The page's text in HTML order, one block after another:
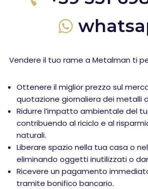
Vendere il tuo rame a Metalman ti
Ottenere il miglior prezzo sul
quotazione giornaliera dei metalli
Ridurre l’impatto ambientale del
contribuendo al riciclo e al
naturali.
Liberare spazio nella tua casa o
eliminando oggetti inutilizzati o
Ricevere un pagamento
tramite bonifico bancario.